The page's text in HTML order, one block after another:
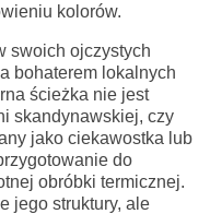
kolorów.
bohaterem lokalnych
ścieżka nie jest
skandynawskiej, czy
jako ciekawostka lub
do
obróbki termicznej.
jego struktury, ale